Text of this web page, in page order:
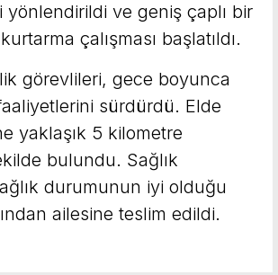
yönlendirildi ve geniş çaplı bir
çalışması başlatıldı.
görevlileri, gece boyunca
sürdürdü. Elde
yaklaşık 5 kilometre
bulundu. Sağlık
durumunun iyi olduğu
ailesine teslim edildi.